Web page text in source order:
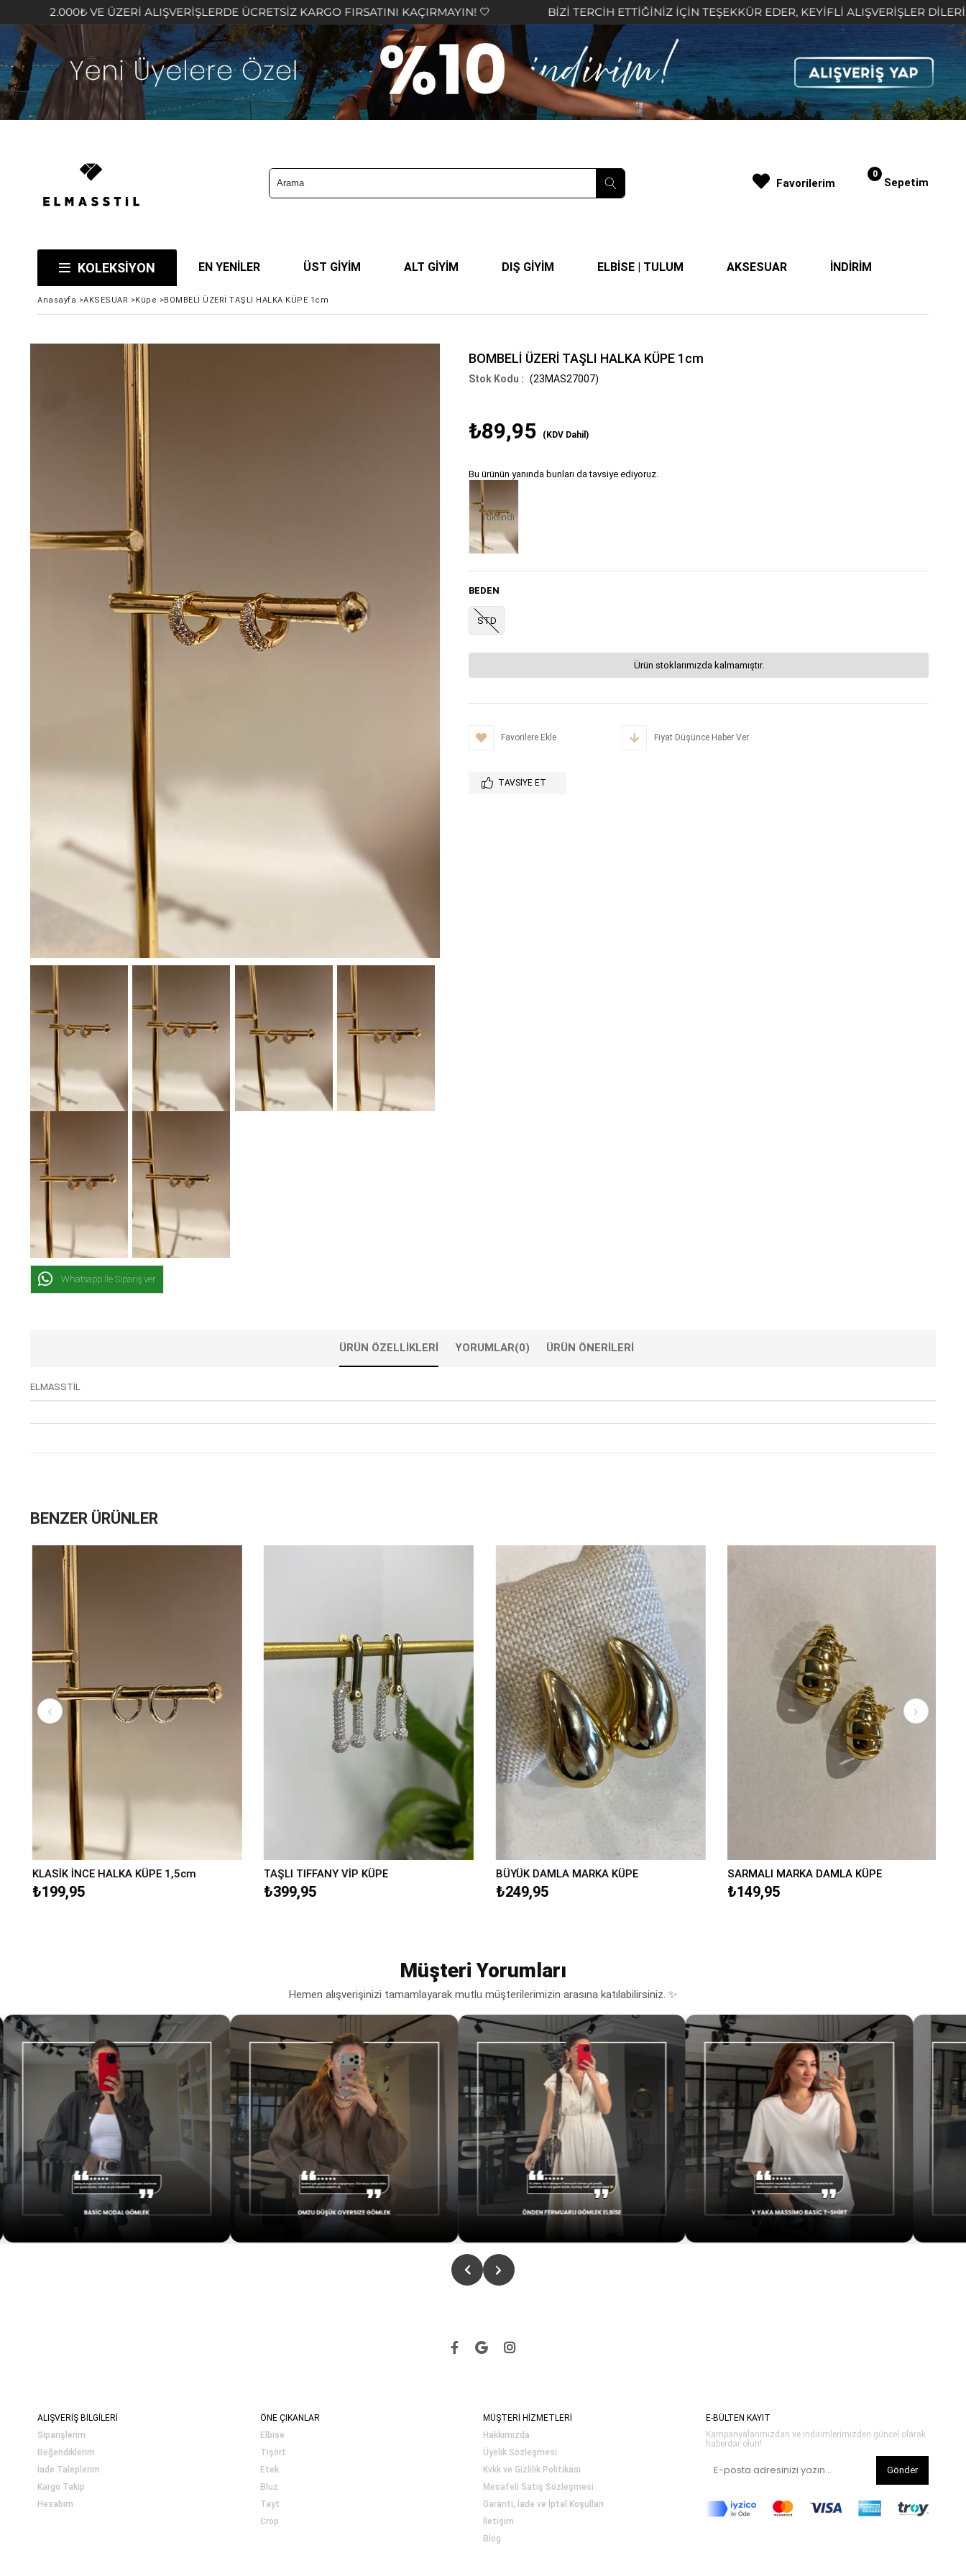
ÜZERİ ALIŞVERİŞLERDE ÜCRETSİZ KARGO FIRSATINI KAÇIRMAYIN! 🤍 BİZİ TERCİH ETTİĞİNİZ İÇİN TEŞEKKÜR EDER, KEYİFLİ ALIŞVERİŞLER DİLERİZ 🤍
Sepetim
0
KOLEKSİYON EN YENİLER ÜST GİYİM ALT GİYİM DIŞ GİYİM ELBİSE | TULUM AKSESUAR İNDİRİM
Favorilerim
Anasayfa >AKSESUAR >Küpe >BOMBELİ ÜZERİ TAŞLI HALKA KÜPE 1cm
Whatsapp İle Sipariş ver
BOMBELİ ÜZERİ TAŞLI HALKA KÜPE 1cm
(23MAS27007)
₺89,95 (KDV Dahil)
Bu ürünün yanında bunları da tavsiye ediyoruz.
Tükendi
BEDEN
STD
Ürün stoklarımızda kalmamıştır.
Favorilere Ekle Fiyat Düşünce Haber Ver
TAVSIYE ET
ÜRÜN ÖZELLIKLERI YORUMLAR(0) ÜRÜN ÖNERILERI
ELMASSTİL
BENZER ÜRÜNLER
KLASİK İNCE HALKA KÜPE 1,5cm
₺199,95
TAŞLI TIFFANY VİP KÜPE
₺399,95
BÜYÜK DAMLA MARKA KÜPE
₺249,95
SARMALI MARKA DAMLA KÜPE
₺149,95
Müşteri Yorumları
Hemen alışverişinizi tamamlayarak mutlu müşterilerimizin arasına katılabilirsiniz. ✨
ALIŞVERİŞ BİLGİLERİ
Siparişlerim
Beğendiklerim
İade Taleplerim
Kargo Takip
Hesabım
ÖNE ÇIKANLAR
Elbise
Tişört
Etek
Bluz
Tayt
Crop
MÜŞTERİ HİZMETLERİ
Hakkımızda
Üyelik Sözleşmesi
Kvkk ve Gizlilik Politikası
Mesafeli Satış Sözleşmesi
Garanti, İade ve İptal Koşulları
İletişim
Blog
E-BÜLTEN KAYIT
Kampanyalarımızdan ve indirimlerimizden güncel olarak
haberdar olun!
Gönder